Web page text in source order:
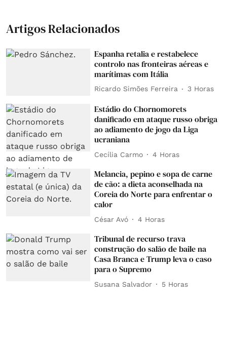
Artigos Relacionados
Espanha retalia e restabelece
controlo nas fronteiras aéreas e
marítimas com Itália
Ricardo Simões Ferreira 3 Horas
Estádio do Chornomorets
danificado em ataque russo obriga
ao adiamento de jogo da Liga
ucraniana
Cecília Carmo 4 Horas
Melancia, pepino e sopa de carne
de cão: a dieta aconselhada na
Coreia do Norte para enfrentar o
calor
César Avó 4 Horas
Tribunal de recurso trava
construção do salão de baile na
Casa Branca e Trump leva o caso
para o Supremo
Susana Salvador 5 Horas